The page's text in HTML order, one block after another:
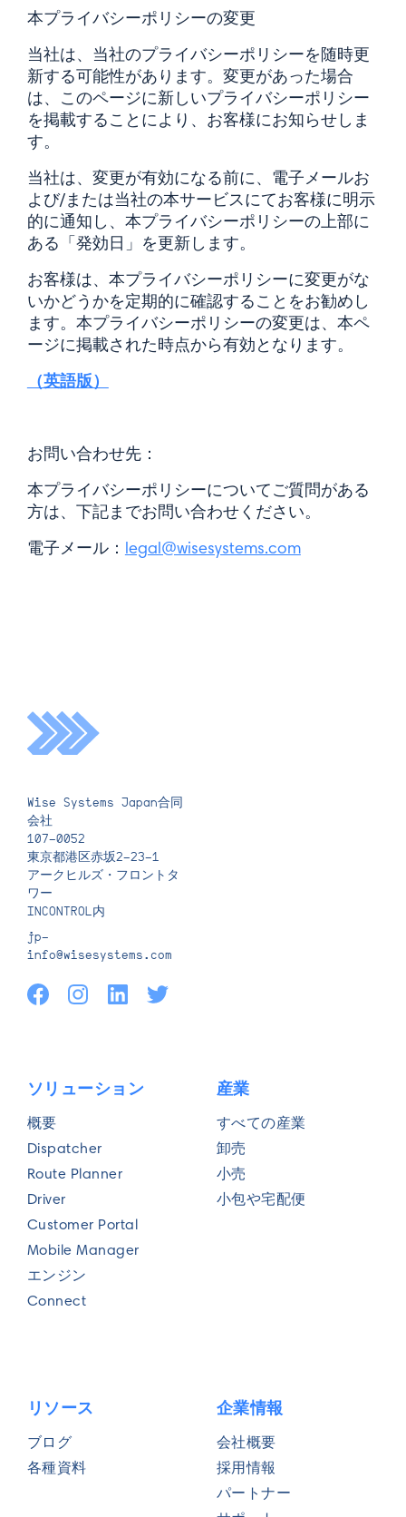
本プライバシーポリシーの変更
当社は、当社のプライバシーポリシーを随時更
新する可能性があります。変更があった場合
は、このページに新しいプライバシーポリシー
を掲載することにより、お客様にお知らせしま
す。
当社は、変更が有効になる前に、電子メールお
よび/または当社の本サービスにてお客様に明示
的に通知し、本プライバシーポリシーの上部に
ある「発効日」を更新します。
お客様は、本プライバシーポリシーに変更がな
いかどうかを定期的に確認することをお勧めし
ます。本プライバシーポリシーの変更は、本ペ
ージに掲載された時点から有効となります。
（英語版）
お問い合わせ先：
本プライバシーポリシーについてご質問がある
方は、下記までお問い合わせください。
電子メール： legal@wisesystems.com
Wise Systems Japan合同
会社
107-0052
東京都港区赤坂2-23-1
アークヒルズ・フロントタ
ワー
INCONTROL内
jp-
info@wisesystems.com
ソリューション
概要
Dispatcher
Route Planner
Driver
Customer Portal
Mobile Manager
エンジン
Connect
産業
すべての産業
卸売
小売
小包や宅配便
リソース
ブログ
各種資料
企業情報
会社概要
採用情報
パートナー